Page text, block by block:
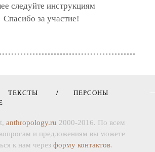
следуйте инструкциям
Спасибо за участие!
ТЕКСТЫ
ПЕРСОНЫ
anthropology.ru 2000-2016. По всем
и предложениям вы можете
к нам через форму контактов.